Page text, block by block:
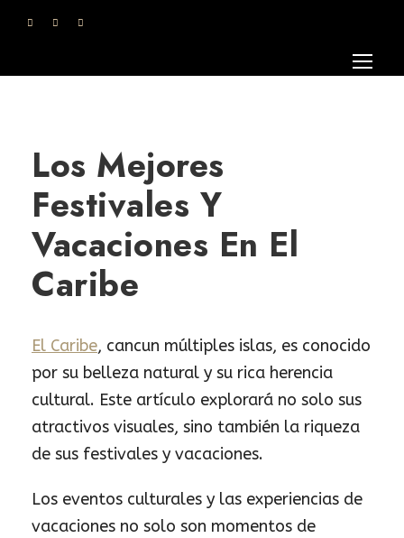
Los Mejores
Festivales Y
Vacaciones En El
Caribe
El Caribe, cancun múltiples islas, es conocido
por su belleza natural y su rica herencia
cultural. Este artículo explorará no solo sus
atractivos visuales, sino también la riqueza
de sus festivales y vacaciones.
Los eventos culturales y las experiencias de
vacaciones no solo son momentos de